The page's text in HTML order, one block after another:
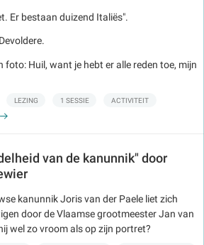
Er bestaan duizend Italiës".
foto: Huil, want je hebt er alle reden toe, mijn
LEZING 1 SESSIE ACTIVITEIT
van de kanunnik" door
kanunnik Joris van der Paele liet zich
door de Vlaamse grootmeester Jan van
wel zo vroom als op zijn portret?